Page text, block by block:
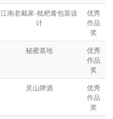
江南老戴家-枇杷膏包装设
计
优秀
作品
奖
秘蜜基地
优秀
作品
奖
灵山牌酒
优秀
作品
奖